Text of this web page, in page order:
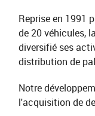
Reprise en 1991
de 20 véhicules,
diversifié ses
distribution de
Notre
l'acquisition de